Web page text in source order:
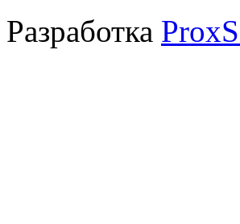
Разработка